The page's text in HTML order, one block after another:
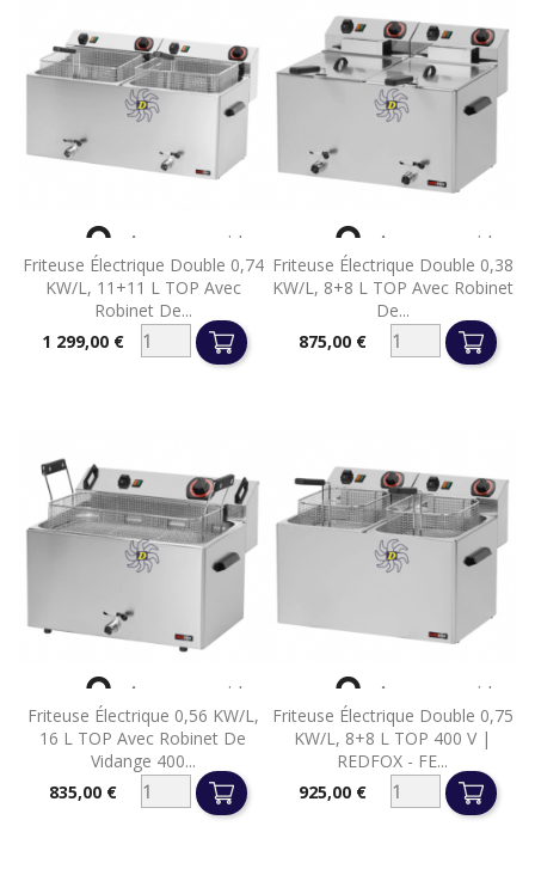
Friteuse Électrique Double 0,74
KW/l, 11+11 L TOP Avec
Robinet De...
Prix1 299,00 €
 Aperçu rapide
Friteuse Électrique Double 0,38
KW/l, 8+8 L TOP Avec Robinet
De...
Prix875,00 €
 Aperçu rapide
Friteuse Électrique 0,56 KW/l,
16 L TOP Avec Robinet De
Vidange 400...
Prix835,00 €
 Aperçu rapide
Friteuse Électrique Double 0,75
KW/l, 8+8 L TOP 400 V |
REDFOX - FE...
Prix925,00 €
 Aperçu rapide